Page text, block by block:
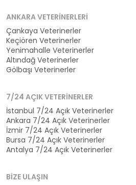
ANKARA VETERINERLERI
Çankaya Veterinerler
Keçiören Veterinerler
Yenimahalle Veterinerler
Altındağ Veterinerler
Gölbaşı Veterinerler
7/24 AÇIK VETERINERLER
İstanbul 7/24 Açık Veterinerler
Ankara 7/24 Açık Veterinerler
İzmir 7/24 Açık Veterinerler
Bursa 7/24 Açık Veterinerler
Antalya 7/24 Açık Veterinerler
BIZE ULAŞIN